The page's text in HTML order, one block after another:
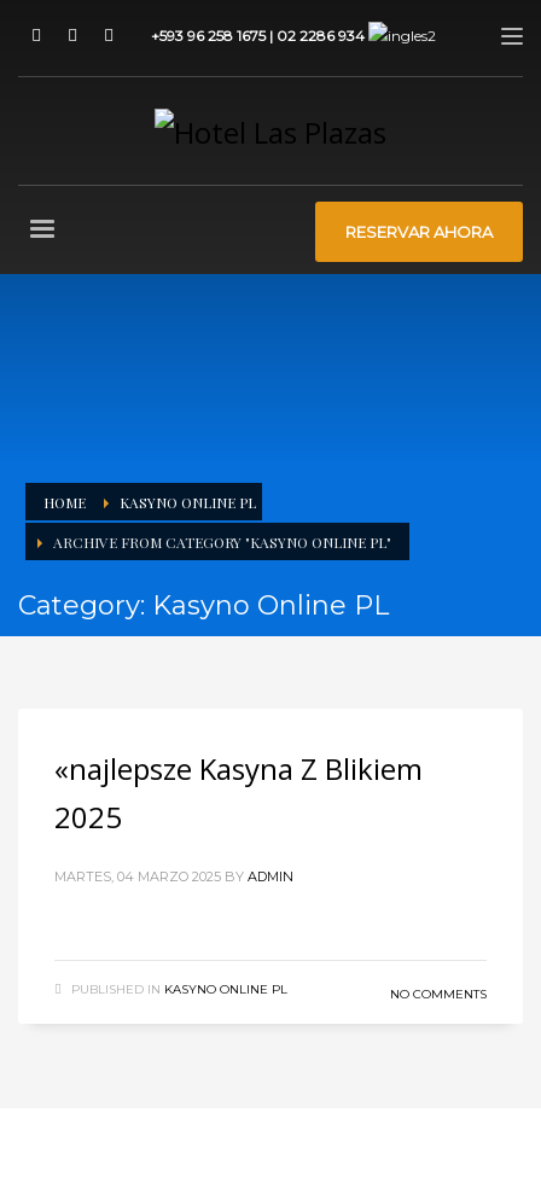
+593 96 258 1675 | 02 2286 934
RESERVAR AHORA
HOME KASYNO ONLINE PL
ARCHIVE FROM CATEGORY "KASYNO ONLINE PL"
Category: Kasyno Online PL
«najlepsze Kasyna Z Blikiem
2025
MARTES, 04 MARZO 2025 BY ADMIN
PUBLISHED IN KASYNO ONLINE PL NO COMMENTS